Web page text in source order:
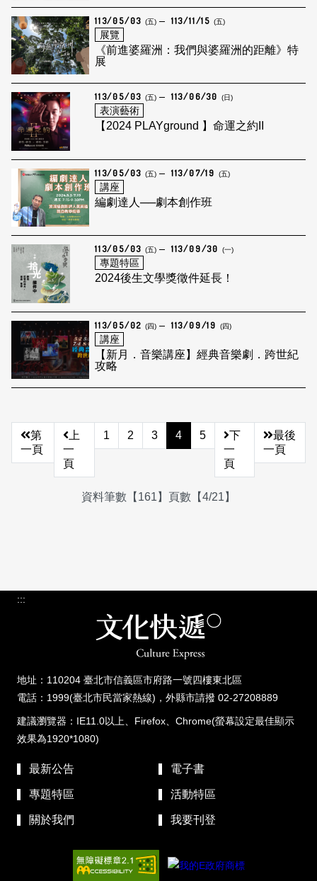
113/05/03 (五) 113/11/15 (五)
展覽
《前進婆羅洲：我們與婆羅洲的距離》特
展
113/05/03 (五) 113/06/30 (日)
表演藝術
【2024 PLAYground 】命運之約II
113/05/03 (五) 113/07/19 (五)
講座
編劇達人──劇本創作班
113/05/03 (五) 113/09/30 (一)
專題特區
2024後生文學獎徵件延長！
113/05/02 (四) 113/09/19 (四)
講座
【新月．音樂講座】經典音樂劇．跨世紀
攻略
第
一頁
上
一
頁
1 2 3 4 5
下
一
頁
最後
一頁
資料筆數【161】頁數【4/21】
:::
地址：110204 臺北市信義區市府路一號四樓東北區
電話：1999(臺北市民當家熱線)，外縣市請撥 02-27208889
建議瀏覽器：IE11.0以上、Firefox、Chrome(螢幕設定最佳顯示
效果為1920*1080)
最新公告 電子書
專題特區 活動特區
關於我們 我要刊登